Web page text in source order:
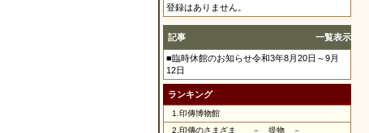
登録はありません。
記事 一覧表示
■臨時休館のお知らせ令和3年8月20日～9月
12日
ランキング
1. 印傳博物館
2. 印傳のさまざま － 提物 －